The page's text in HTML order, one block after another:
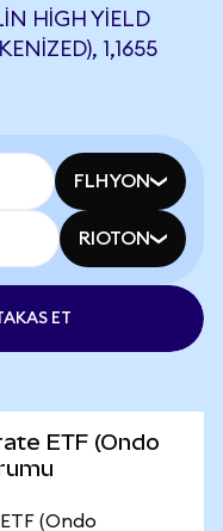
HIGH YIELD
1,1655
FLHYON
RIOTON
ET
ETF (Ondo
(Ondo